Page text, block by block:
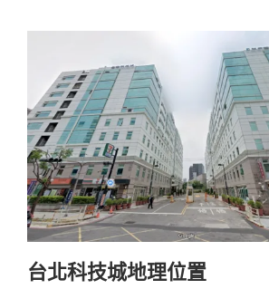
台北科技城地理位置